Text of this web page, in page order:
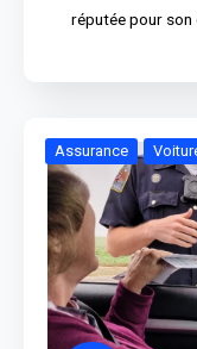
réputée pour son
Assurance